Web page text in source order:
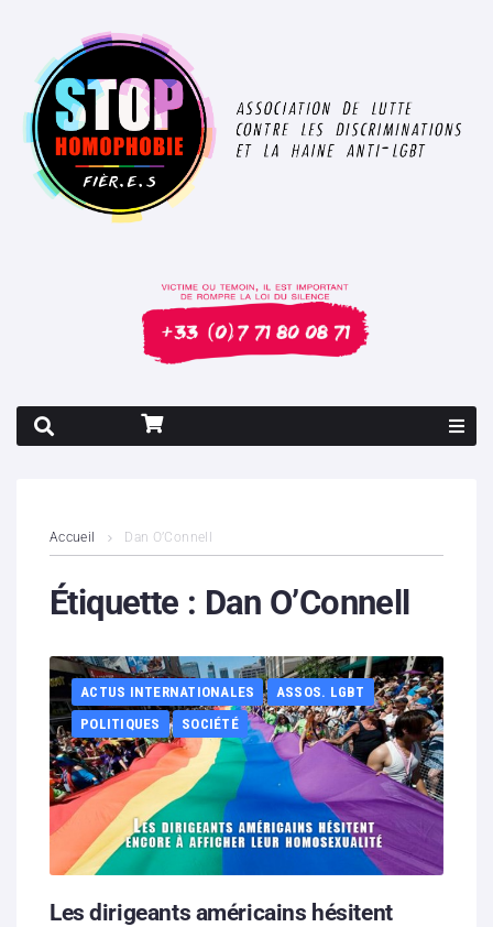
Contenus litigieux
Boutique
Partenaires
Contacts
Hébergement solidaire
Accueil Dan O’Connell
Étiquette : Dan O’Connell
ACTUS INTERNATIONALES
ASSOS. LGBT
POLITIQUES
SOCIÉTÉ
Les dirigeants américains hésitent